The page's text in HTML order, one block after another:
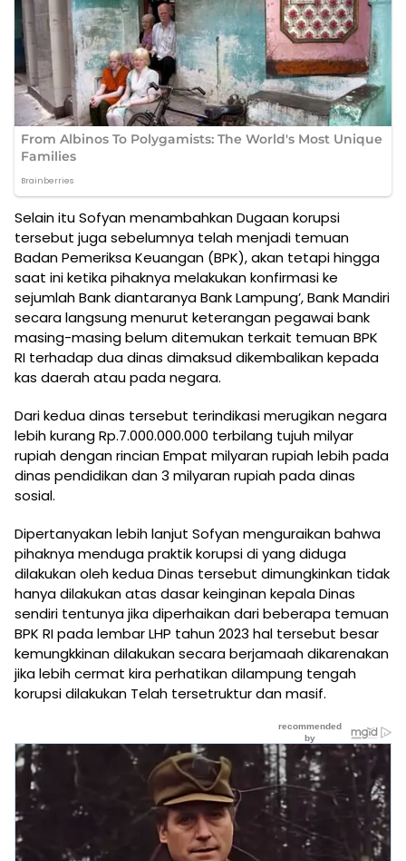
Selain itu Sofyan menambahkan Dugaan korupsi
tersebut juga sebelumnya telah menjadi temuan
Badan Pemeriksa Keuangan (BPK), akan tetapi hingga
saat ini ketika pihaknya melakukan konfirmasi ke
sejumlah Bank diantaranya Bank Lampung’, Bank Mandiri
secara langsung menurut keterangan pegawai bank
masing-masing belum ditemukan terkait temuan BPK
RI terhadap dua dinas dimaksud dikembalikan kepada
kas daerah atau pada negara.
Dari kedua dinas tersebut terindikasi merugikan negara
lebih kurang Rp.7.000.000.000 terbilang tujuh milyar
rupiah dengan rincian Empat milyaran rupiah lebih pada
dinas pendidikan dan 3 milyaran rupiah pada dinas
sosial.
Dipertanyakan lebih lanjut Sofyan menguraikan bahwa
pihaknya menduga praktik korupsi di yang diduga
dilakukan oleh kedua Dinas tersebut dimungkinkan tidak
hanya dilakukan atas dasar keinginan kepala Dinas
sendiri tentunya jika diperhaikan dari beberapa temuan
BPK RI pada lembar LHP tahun 2023 hal tersebut besar
kemungkkinan dilakukan secara berjamaah dikarenakan
jika lebih cermat kira perhatikan dilampung tengah
korupsi dilakukan Telah tersetruktur dan masif.